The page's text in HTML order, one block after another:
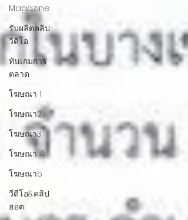
Magazine
รับผลิตคลิป-
วีดีโอ
ทันเกมการ
ตลาด
โฆษณา 1
โฆษณา2
โฆษณา3
โฆษณา 4
โฆษณา5
วีดีโอ&คลิป
ฮอต